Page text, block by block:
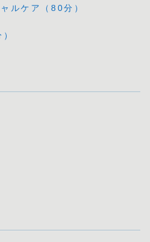
ルケア（80分）